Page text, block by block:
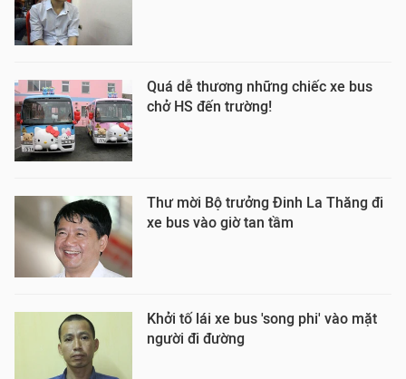
Quá dễ thương những chiếc xe bus
chở HS đến trường!
Thư mời Bộ trưởng Đinh La Thăng đi
xe bus vào giờ tan tầm
Khởi tố lái xe bus 'song phi' vào mặt
người đi đường